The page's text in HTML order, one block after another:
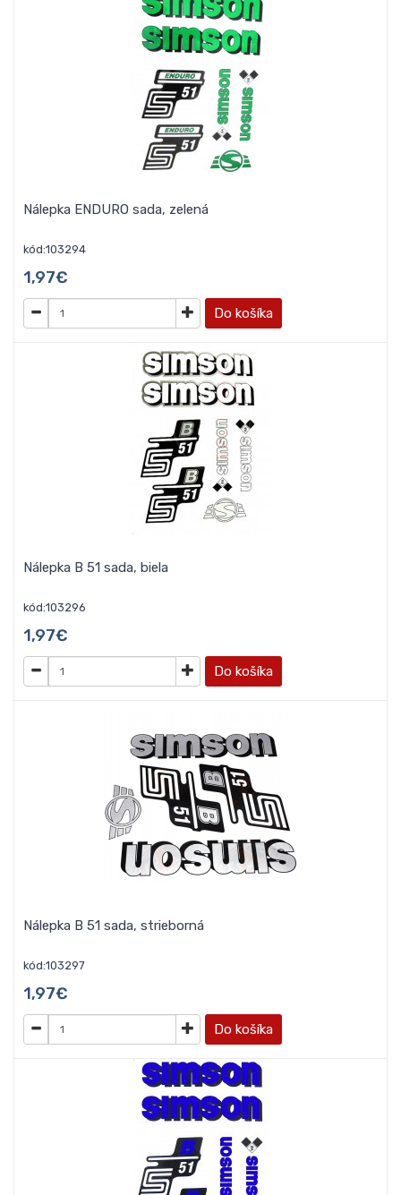
Nálepka ENDURO sada, zelená
kód:103294
1,97€
Do košíka
Nálepka B 51 sada, biela
kód:103296
1,97€
Do košíka
Nálepka B 51 sada, strieborná
kód:103297
1,97€
Do košíka